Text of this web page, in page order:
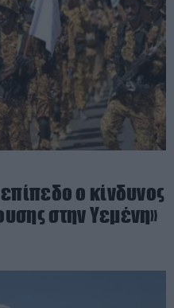
ο κίνδυνος
στην Υεμένη»